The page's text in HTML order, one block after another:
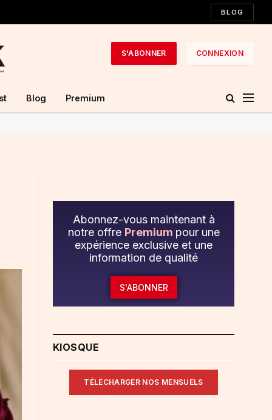
BLOG
S'ABONNER CONNEXION
Blog Premium
Abonnez-vous maintenant à
notre offre Premium pour une
expérience exclusive et une
information de qualité
S'ABONNER
KIOSQUE
TÉLÉCHARGER NOS MENSUELS